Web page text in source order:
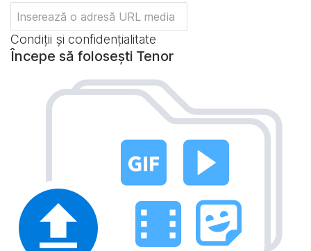
Condiții și confidențialitate
Începe să folosești Tenor